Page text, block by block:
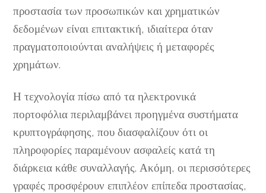
προστασία των προσωπικών και χρηματικών
δεδομένων είναι επιτακτική, ιδιαίτερα όταν
πραγματοποιούνται αναλήψεις ή μεταφορές
χρημάτων.
Η τεχνολογία πίσω από τα ηλεκτρονικά
πορτοφόλια περιλαμβάνει προηγμένα συστήματα
κρυπτογράφησης, που διασφαλίζουν ότι οι
πληροφορίες παραμένουν ασφαλείς κατά τη
διάρκεια κάθε συναλλαγής. Ακόμη, οι περισσότερες
γραφές προσφέρουν επιπλέον επίπεδα προστασίας,